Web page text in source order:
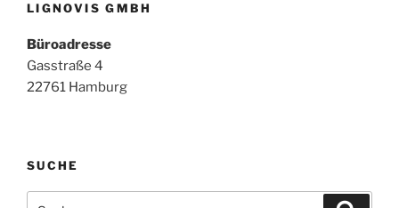
LIGNOVIS GMBH
Büroadresse
Gasstraße 4
22761 Hamburg
SUCHE